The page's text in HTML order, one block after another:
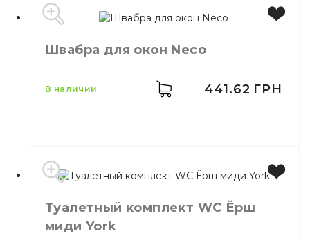
Размер
60 см
Материал
Коттон
Швабра для окон Neco
Бренд
Neco
Назначение
в наличии 441.62 ГРН
Туалетный комплект WC Ёрш
миди York